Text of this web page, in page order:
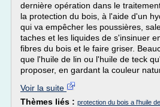
dernière opération dans le
la protection du bois, à l'aide d'un
qui va empêcher les poussières,
taches et les liquides de s'insinuer
fibres du bois et le faire griser.
que l'huile de lin ou l'huile de teck
proposer, en gardant la couleur
Voir la suite
Thèmes liés : protection du bois a l'huile